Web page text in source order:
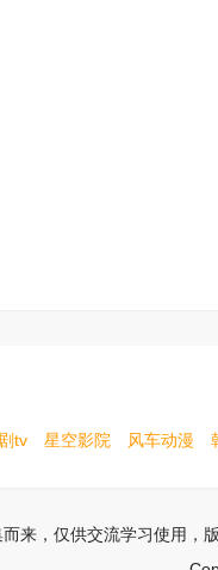
tv 星空影院 风车动漫
来，仅供交流学习使用，